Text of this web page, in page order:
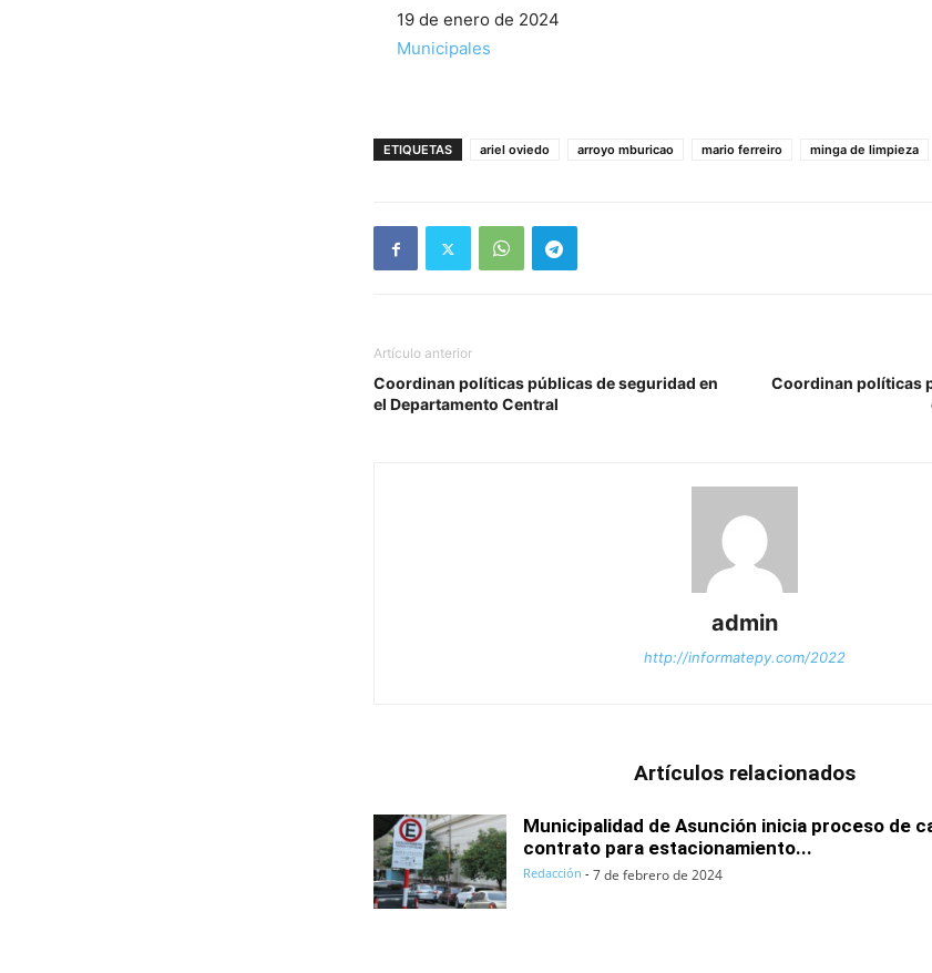
Fecha
19 de enero de 2024
Respecto a
Municipales
ETIQUETAS ariel oviedo arroyo mburicao mario ferreiro minga de limpieza
Artículo anterior
Coordinan políticas públicas de seguridad en
el Departamento Central
Coordinan políticas
admin
http://informatepy.com/2022
Artículos relacionados
Municipalidad de Asunción inicia proceso de
contrato para estacionamiento...
Redacción - 7 de febrero de 2024